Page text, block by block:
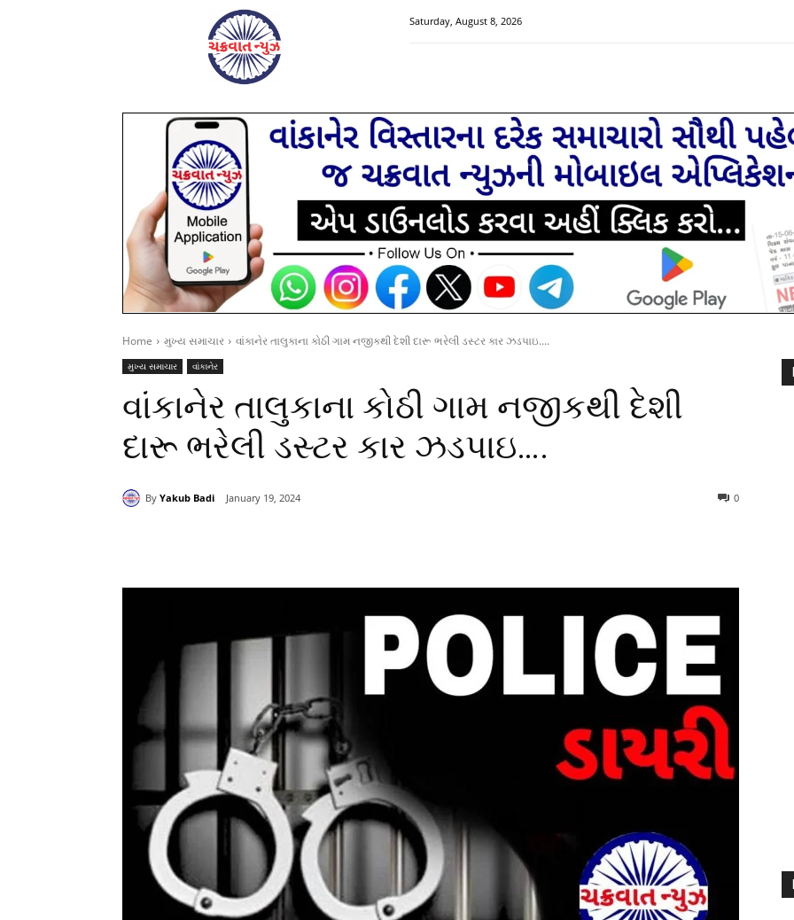
Saturday, August 8, 2026
Home મુખ્ય સમાચાર વાંકાનેર તાલુકાના કોઠી ગામ નજીકથી દેશી દારૂ ભરેલી ડસ્ટર કાર ઝડપાઇ....
મુખ્ય સમાચાર વાંકાનેર
વાંકાનેર તાલુકાના કોઠી ગામ નજીકથી દેશી
દારૂ ભરેલી ડસ્ટર કાર ઝડપાઇ….
By Yakub Badi January 19, 2024 0